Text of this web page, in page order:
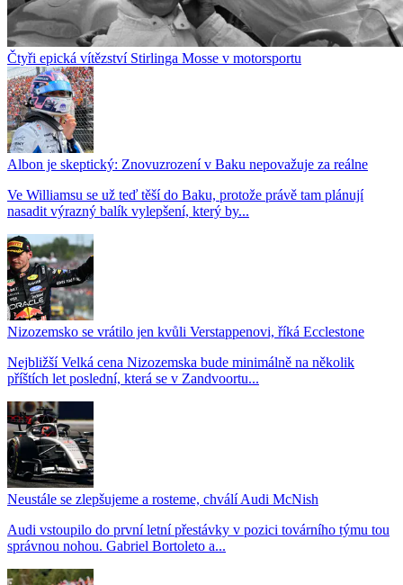
Čtyři epická vítězství Stirlinga Mosse v motorsportu
Albon je skeptický: Znovuzrození v Baku nepovažuje za reálne
Ve Williamsu se už teď těší do Baku, protože právě tam plánují
nasadit výrazný balík vylepšení, který by...
Nizozemsko se vrátilo jen kvůli Verstappenovi, říká Ecclestone
Nejbližší Velká cena Nizozemska bude minimálně na několik
příštích let poslední, která se v Zandvoortu...
Neustále se zlepšujeme a rosteme, chválí Audi McNish
Audi vstoupilo do první letní přestávky v pozici továrního týmu tou
správnou nohou. Gabriel Bortoleto a...